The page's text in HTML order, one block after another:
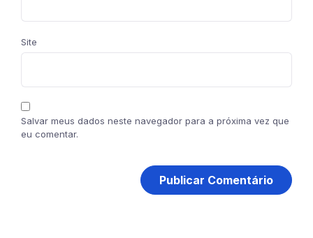
Site
Salvar meus dados neste navegador para a próxima vez que
eu comentar.